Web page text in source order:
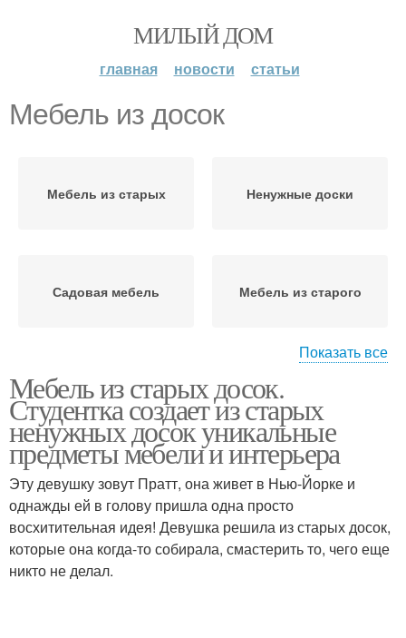
МИЛЫЙ ДОМ
главная новости статьи
Мебель из досок
Мебель из старых Ненужные доски
Садовая мебель Мебель из старого
Изголовье из старой
доски
Показать все
Мебель из старых досок.
Студентка создает из старых
ненужных досок уникальные
предметы мебели и интерьера
Эту девушку зовут Пратт, она живет в Нью-Йорке и
однажды ей в голову пришла одна просто
восхитительная идея! Девушка решила из старых досок,
которые она когда-то собирала, смастерить то, чего еще
никто не делал.